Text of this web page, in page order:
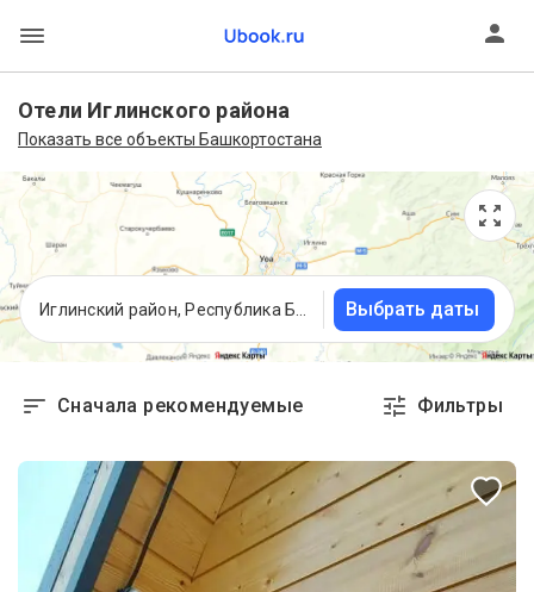
Отели Иглинского района
Показать все объекты Башкортостана
Выбрать даты
Сначала рекомендуемые Фильтры